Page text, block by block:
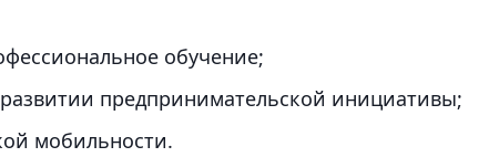
обучение;
предпринимательской инициативы;
мобильности.